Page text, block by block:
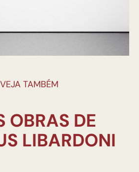
VEJA TAMBÉM
OBRAS DE